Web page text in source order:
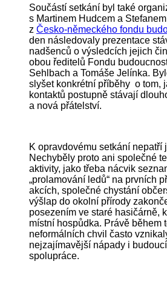
Součástí setkání byl také
s Martinem Hudcem a
z Česko-německého fondu
den následovaly prezentace
nadšenců o výsledcích jejich
obou ředitelů Fondu
Sehlbach a Tomáše Jelínka.
slyšet konkrétní příběhy o tom,
kontaktů postupně stávají
a nová přátelství.
K opravdovému setkání nepatří
Nechyběly proto ani společné
aktivity, jako třeba nácvik
„prolamování ledů“ na prvních
akcích, společné chystání
výšlap do okolní přírody
posezením ve staré hasičárně,
místní hospůdka. Právě během
neformálních chvil často
nejzajímavější nápady i
spolupráce.